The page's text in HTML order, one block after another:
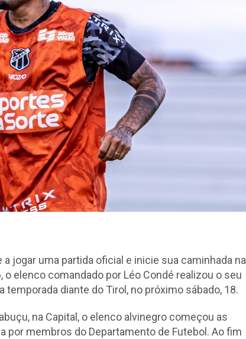
jogar uma partida oficial e inicie sua caminhada na
elenco comandado por Léo Condé realizou o seu
diante do Tirol, no próximo sábado, 18.
na Capital, o elenco alvinegro começou as
por membros do Departamento de Futebol. Ao fim